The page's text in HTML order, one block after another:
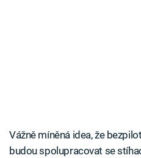
Vážně míněná idea, že
budou spolupracovat se